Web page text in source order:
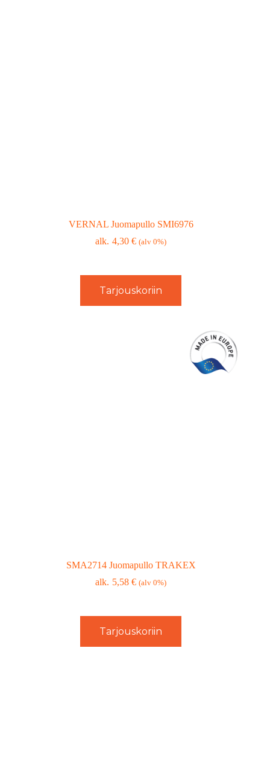
VERNAL Juomapullo SMI6976
4,30€ (alv 0%)
Tarjouskoriin
SMA2714 Juomapullo TRAKEX
5,58€ (alv 0%)
Tarjouskoriin